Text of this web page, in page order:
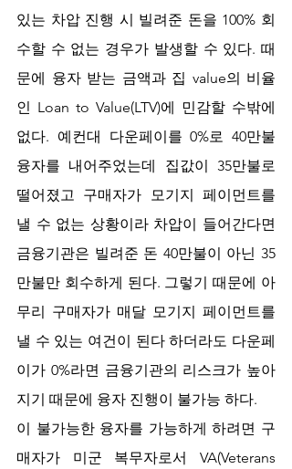
있는 차압 진행 시 빌려준 돈을 100% 회
수할 수 없는 경우가 발생할 수 있다. 때
문에 융자 받는 금액과 집 value의 비율
인 Loan to Value(LTV)에 민감할 수밖에
없다. 예컨대 다운페이를 0%로 40만불
융자를 내어주었는데 집값이 35만불로
떨어졌고 구매자가 모기지 페이먼트를
낼 수 없는 상황이라 차압이 들어간다면
금융기관은 빌려준 돈 40만불이 아닌 35
만불만 회수하게 된다. 그렇기 때문에 아
무리 구매자가 매달 모기지 페이먼트를
낼 수 있는 여건이 된다 하더라도 다운페
이가 0%라면 금융기관의 리스크가 높아
지기 때문에 융자 진행이 불가능 하다.
이 불가능한 융자를 가능하게 하려면 구
매자가 미군 복무자로서 VA(Veterans